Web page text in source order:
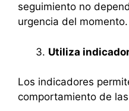
seguimiento no
urgencia del momento.
Utiliza
Los indicadores
comportamiento de